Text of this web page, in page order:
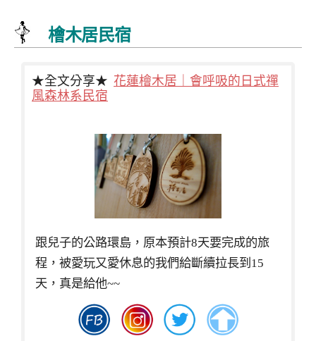
檜木居民宿
★全文分享★ 花蓮檜木居｜會呼吸的日式禪
風森林系民宿
跟兒子的公路環島，原本預計8天要完成的旅
程，被愛玩又愛休息的我們給斷續拉長到15
天，真是給他~~